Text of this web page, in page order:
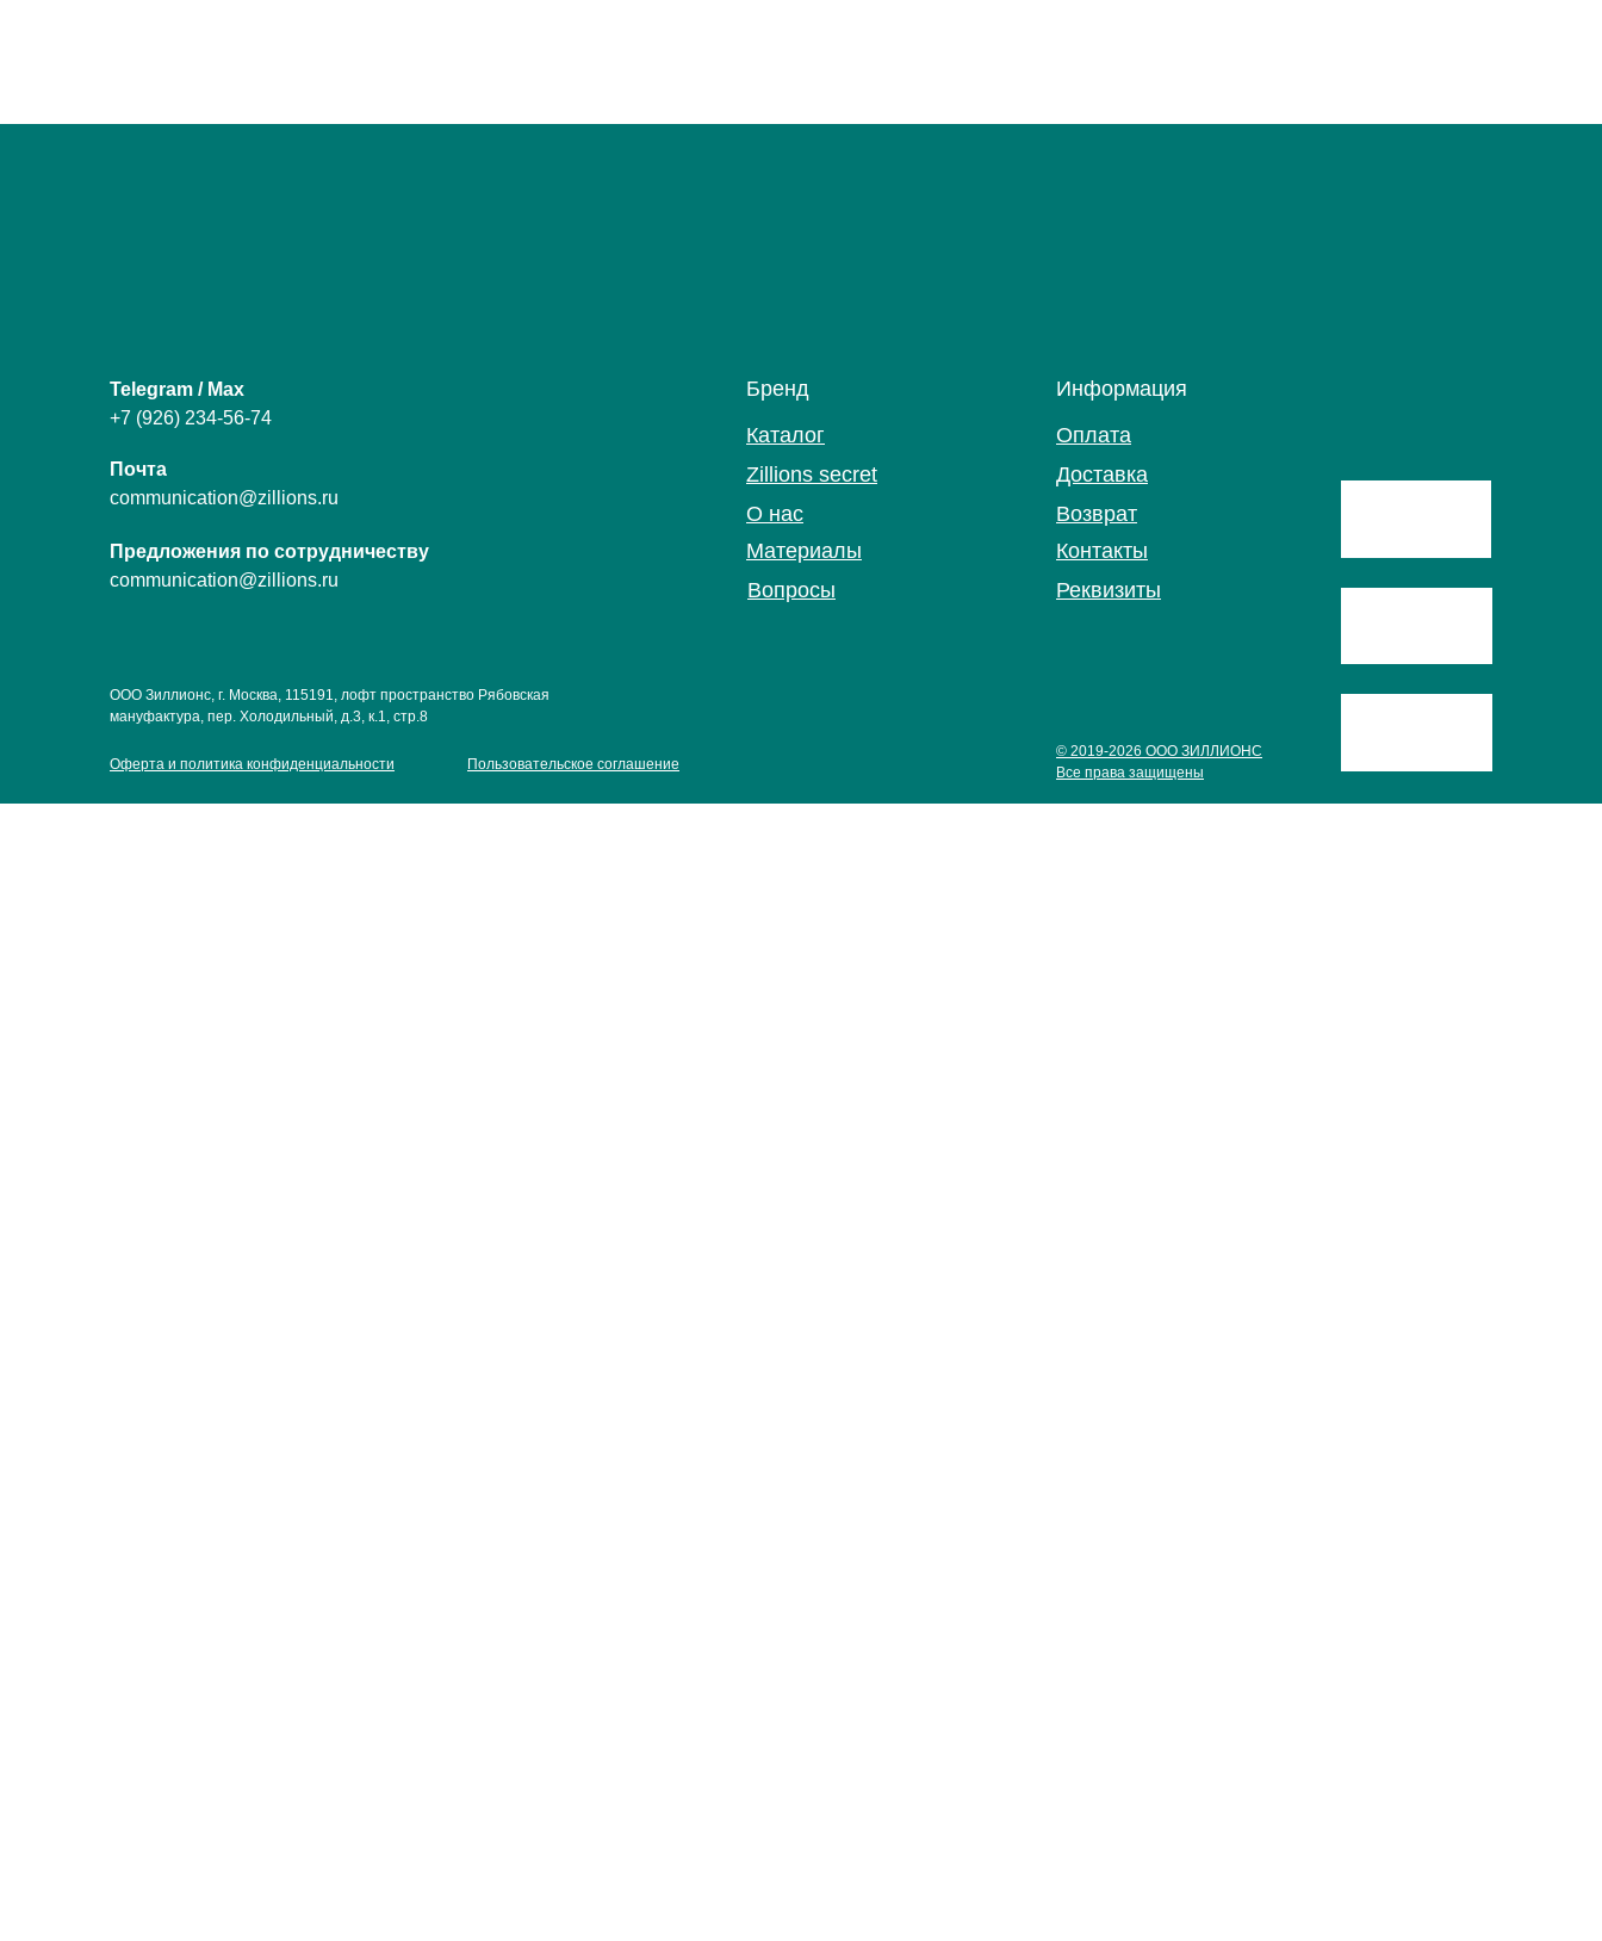
Предложения по сотрудничеству
communication@zillions.ru
ООО Зиллионс, г. Москва, 115191, лофт пространство Рябовская
мануфактура, пер. Холодильный, д.3, к.1, стр.8
Почта
communication@zillions.ru
Контакты
Вопросы
Материалы
О нас
Zillions secret
Пользовательское соглашение
© 2019-2026 ООО ЗИЛЛИОНС
Все права защищены
Оферта и политика конфиденциальности
Возврат
Доставка
Оплата
Реквизиты
Информация
Бренд
Каталог
Telegram / Max
+7 (926) 234-56-74